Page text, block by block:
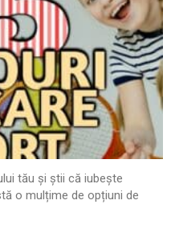
tău și știi că iubește
o mulțime de opțiuni de